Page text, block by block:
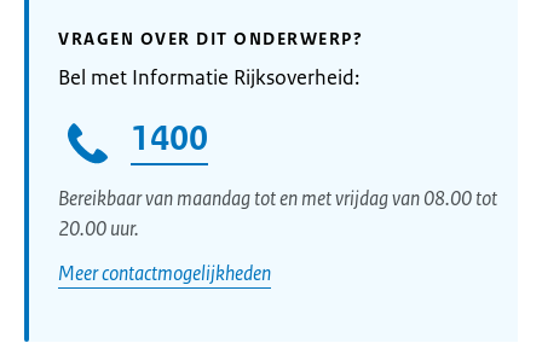
VRAGEN OVER DIT ONDERWERP?
Bel met Informatie Rijksoverheid:
1400
Bereikbaar van maandag tot en met vrijdag van 08.00 tot
20.00 uur.
Meer contactmogelijkheden